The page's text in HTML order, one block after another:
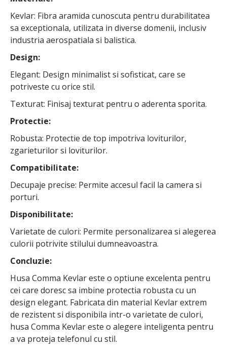
Kevlar: Fibra aramida cunoscuta pentru durabilitatea
sa exceptionala, utilizata in diverse domenii, inclusiv
industria aerospatiala si balistica.
Design:
Elegant: Design minimalist si sofisticat, care se
potriveste cu orice stil.
Texturat: Finisaj texturat pentru o aderenta sporita.
Protectie:
Robusta: Protectie de top impotriva loviturilor,
zgarieturilor si loviturilor.
Compatibilitate:
Decupaje precise: Permite accesul facil la camera si
porturi.
Disponibilitate:
Varietate de culori: Permite personalizarea si alegerea
culorii potrivite stilului dumneavoastra.
Concluzie:
Husa Comma Kevlar este o optiune excelenta pentru
cei care doresc sa imbine protectia robusta cu un
design elegant. Fabricata din material Kevlar extrem
de rezistent si disponibila intr-o varietate de culori,
husa Comma Kevlar este o alegere inteligenta pentru
a va proteja telefonul cu stil.